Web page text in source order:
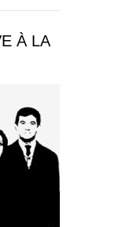
À LA